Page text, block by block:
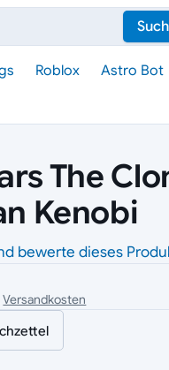
Roblox Astro Bot
The
Kenobi
bewerte dieses
Versandkosten